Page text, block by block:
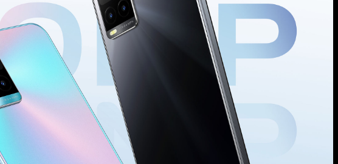
V50 5G
V40 5G
4G